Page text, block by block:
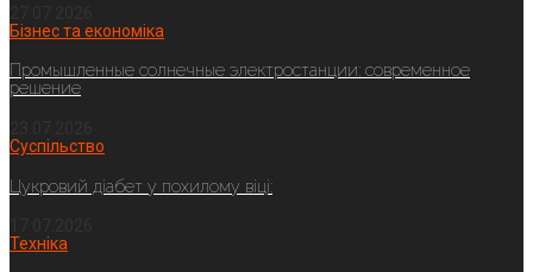
Бізнес та економіка
Промышленные солнечные электростанции: современное
решение
Суспільство
Цукровий діабет у похилому віці:
Техніка